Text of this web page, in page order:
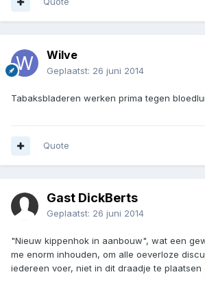
Wilve
Geplaatst: 26 juni 2014
Tabaksbladeren werken prima tegen
Quote
Gast DickBerts
Geplaatst: 26 juni 2014
"Nieuw kippenhok in aanbouw", wat een
me enorm inhouden, om alle oeverloze
iedereen voer, niet in dit draadje te plaatsen